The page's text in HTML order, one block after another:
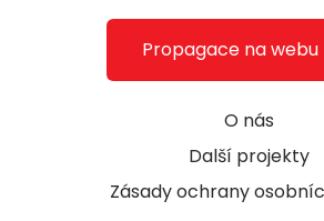
O nás
Další projekty
Zásady ochrany
Propagace na webu